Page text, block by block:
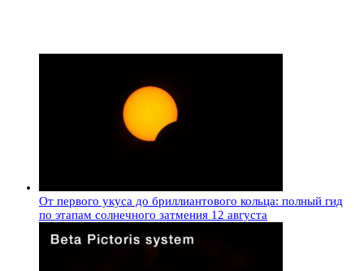
От первого укуса до бриллиантового кольца: полный гид
по этапам солнечного затмения 12 августа